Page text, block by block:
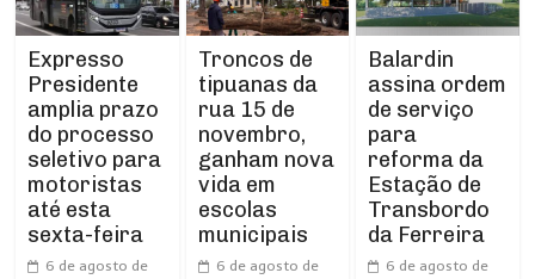
Expresso
Presidente
amplia prazo
do processo
seletivo para
motoristas
até esta
sexta-feira
6 de agosto de
Troncos de
tipuanas da
rua 15 de
novembro,
ganham nova
vida em
escolas
municipais
6 de agosto de
Balardin
assina ordem
de serviço
para
reforma da
Estação de
Transbordo
da Ferreira
6 de agosto de